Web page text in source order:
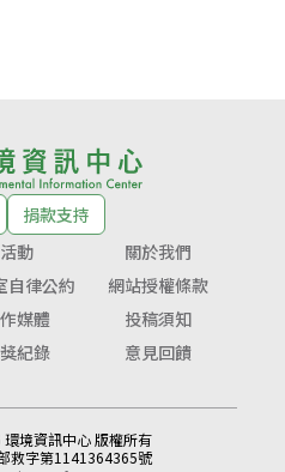
捐款支持
活動
關於我們
自律公約
網站授權條款
媒體
投稿須知
紀錄 意見回饋
境資訊中心 版權所有
救字第1141364365號